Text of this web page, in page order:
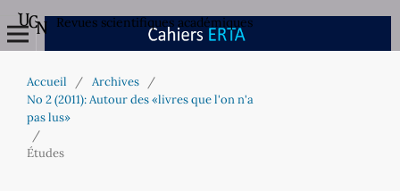
Revues scientifiques académiques
Accueil / Archives
/
No 2 (2011): Autour des «livres que l'on n'a
pas lus»
/
Études